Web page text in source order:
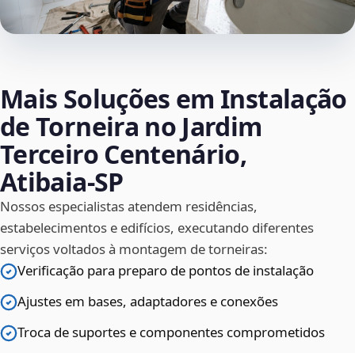
Mais Soluções em Instalação
de Torneira no Jardim
Terceiro Centenário,
Atibaia‑SP
Nossos especialistas atendem residências,
estabelecimentos e edifícios, executando diferentes
serviços voltados à montagem de torneiras:
Verificação para preparo de pontos de instalação
Ajustes em bases, adaptadores e conexões
Troca de suportes e componentes comprometidos